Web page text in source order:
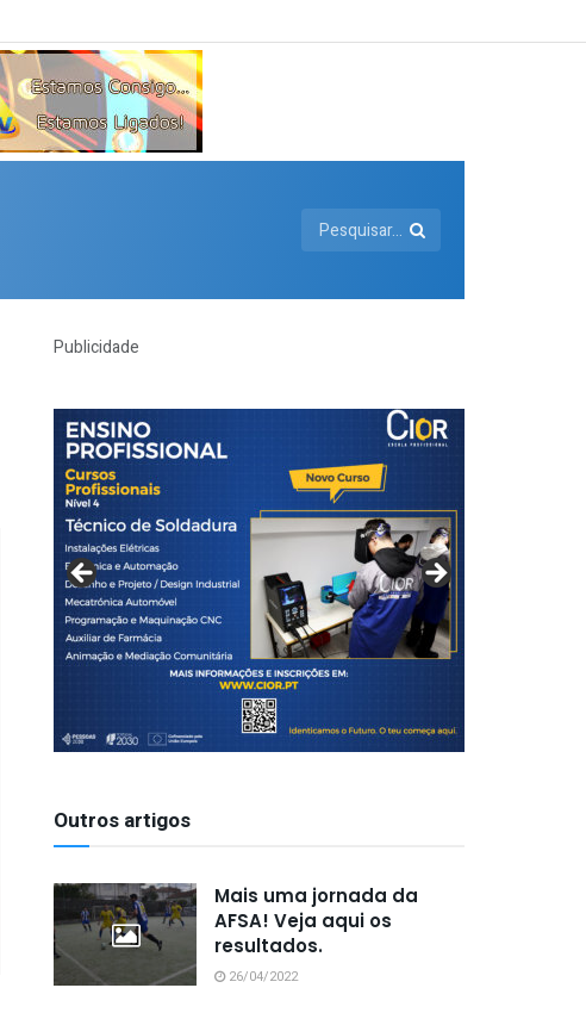
Publicidade
Outros artigos
Mais uma jornada da
AFSA! Veja aqui os
resultados.
26/04/2022